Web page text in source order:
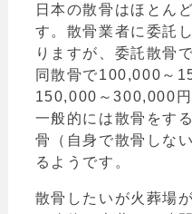
日本の散骨はほとん
す。散骨業者に委託
りますが、委託散骨
同散骨で100,000～
150,000～300,000円
一般的には散骨をす
骨（自身で散骨しな
るようです。
散骨したいが火葬場